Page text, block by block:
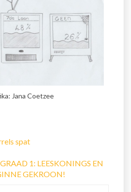
Jana Coetzee
spat
1: LEESKONINGS EN
GEKROON!